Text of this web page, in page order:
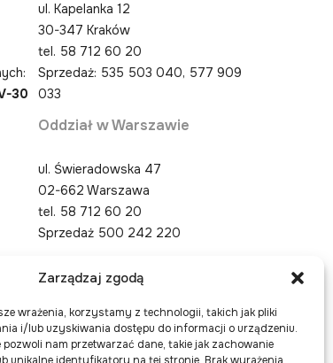
Zarządzaj zgodą
wrażenia, korzystamy z technologii, takich jak pliki
i/lub uzyskiwania dostępu do informacji o urządzeniu.
nam przetwarzać dane, takie jak zachowanie
30
ul. Kapelanka 12
30-347 Kraków
tel. 58 712 60 20
Sprzedaż: 535 503 040, 577 909
033
Oddział w Warszawie
ul. Świeradowska 47
02-662 Warszawa
tel. 58 712 60 20
Sprzedaż 500 242 220